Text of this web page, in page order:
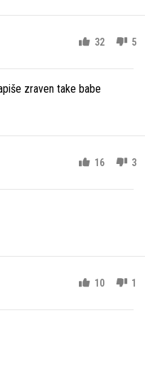
32 5
zraven take babe
16 3
10 1